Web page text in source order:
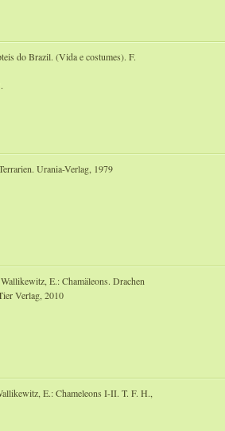
do Brazil. (Vida e costumes). F.
Urania-Verlag, 1979
E.: Chamäleons. Drachen
Verlag, 2010
E.: Chameleons I-II. T. F. H.,